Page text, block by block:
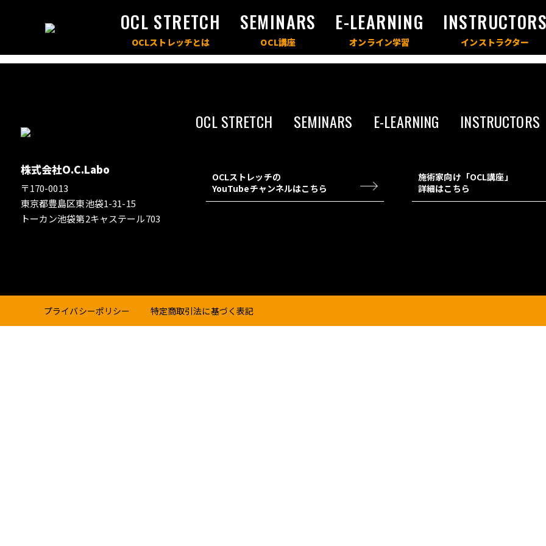
OCL STRETCH SEMINARS E-LEARNING INSTRUCTORS
株式会社O.C.Labo
〒170-0013
東京都豊島区東池袋1-31-15
トーカン池袋第2キャステール703
OCL STRETCH SEMINARS E-LEARNING INSTRUCTORS
OCLストレッチの
YouTubeチャンネルはこちら
施術家向け「OCL講座」
詳細はこちら
プライバシーポリシー 特定商取引法に基づく表記